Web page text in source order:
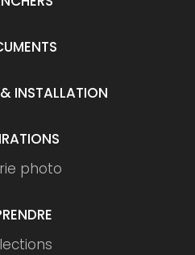
INSTALLATION
photo